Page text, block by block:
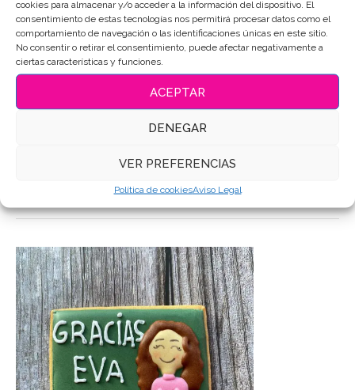
cookies para almacenar y/o acceder a la información del dispositivo. El
consentimiento de estas tecnologías nos permitirá procesar datos como el
comportamiento de navegación o las identificaciones únicas en este sitio.
No consentir o retirar el consentimiento, puede afectar negativamente a
ciertas características y funciones.
ACEPTAR
DENEGAR
VER PREFERENCIAS
Política de cookiesAviso Legal
Categoría:Colegio-Profes
Etiquetas: Galletas de mantequilla ,Galletas Decoradas,
Galletas decoradas colegio,
Galletas personalizadas
Compartir
INFORMACIÓN ADICIONAL